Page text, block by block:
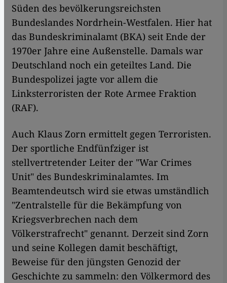
Süden des bevölkerungsreichsten
Bundeslandes Nordrhein-Westfalen. Hier hat
das Bundeskriminalamt (BKA) seit Ende der
1970er Jahre eine Außenstelle. Damals war
Deutschland noch ein geteiltes Land. Die
Bundespolizei jagte vor allem die
Linksterroristen der Rote Armee Fraktion
(RAF).
Auch Klaus Zorn ermittelt gegen Terroristen.
Der sportliche Endfünfziger ist
stellvertretender Leiter der "War Crimes
Unit" des Bundeskriminalamtes. Im
Beamtendeutsch wird sie etwas umständlich
"Zentralstelle für die Bekämpfung von
Kriegsverbrechen nach dem
Völkerstrafrecht" genannt. Derzeit sind Zorn
und seine Kollegen damit beschäftigt,
Beweise für den jüngsten Genozid der
Geschichte zu sammeln: den Völkermord des